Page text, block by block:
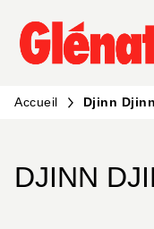
MENU
PIED DE PAGE
Accueil Djinn Djinn
DJINN